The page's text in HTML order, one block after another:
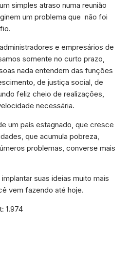
simples atraso numa reunião
um problema que não foi
e empresários de
somente no curto prazo,
nada entendem das funções
de justiça social, de
feliz cheio de realizações,
necessária.
um país estagnado, que cresce
que acumula pobreza,
problemas, converse mais
suas ideias muito mais
vem fazendo até hoje.
1.974